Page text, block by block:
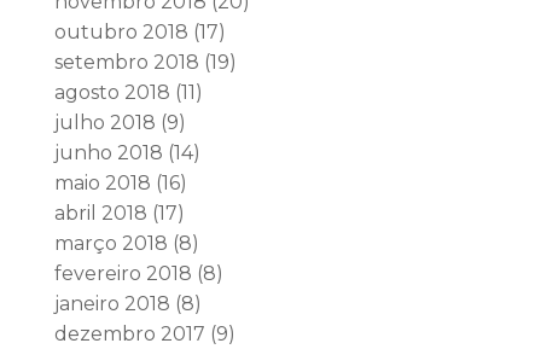
outubro 2018 (17)
setembro 2018 (19)
agosto 2018 (11)
julho 2018 (9)
junho 2018 (14)
maio 2018 (16)
abril 2018 (17)
março 2018 (8)
fevereiro 2018 (8)
janeiro 2018 (8)
dezembro 2017 (9)